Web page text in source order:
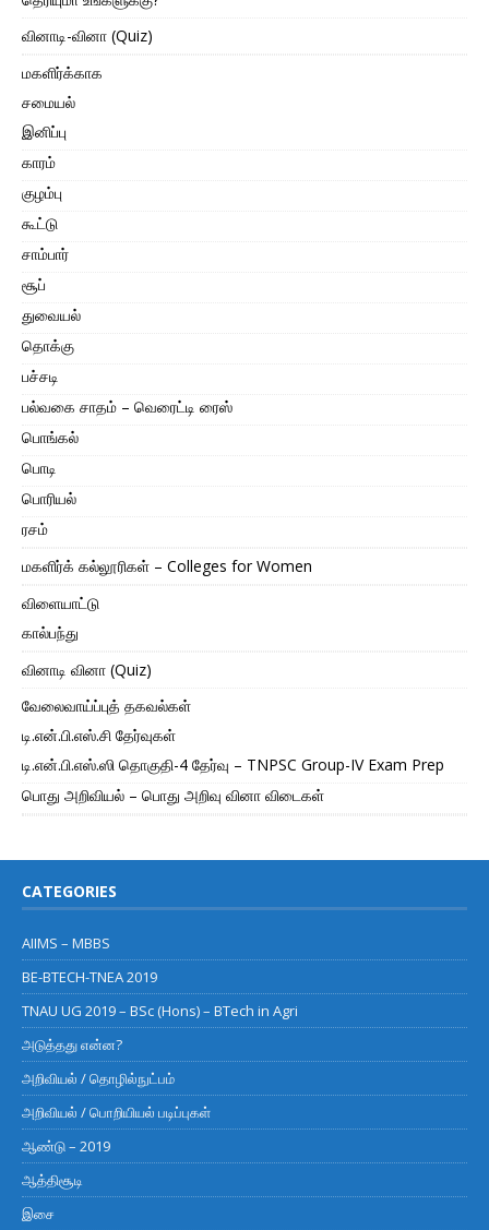
வினாடி-வினா (Quiz)
மகளிர்க்காக
சமையல்
இனிப்பு
காரம்
குழம்பு
கூட்டு
சாம்பார்
சூப்
துவையல்
தொக்கு
பச்சடி
பல்வகை சாதம் – வெரைட்டி ரைஸ்
பொங்கல்
பொடி
பொரியல்
ரசம்
மகளிர்க் கல்லூரிகள் – Colleges for Women
விளையாட்டு
கால்பந்து
வினாடி வினா (Quiz)
வேலைவாய்ப்புத் தகவல்கள்
டி.என்.பி.எஸ்.சி தேர்வுகள்
டி.என்.பி.எஸ்.ஸி தொகுதி-4 தேர்வு – TNPSC Group-IV Exam Prep
பொது அறிவியல் – பொது அறிவு வினா விடைகள்
CATEGORIES
AIIMS – MBBS
BE-BTECH-TNEA 2019
TNAU UG 2019 – BSc (Hons) – BTech in Agri
அடுத்தது என்ன?
அறிவியல் / தொழில்நுட்பம்
அறிவியல் / பொறியியல் படிப்புகள்
ஆண்டு – 2019
ஆத்திசூடி
இசை